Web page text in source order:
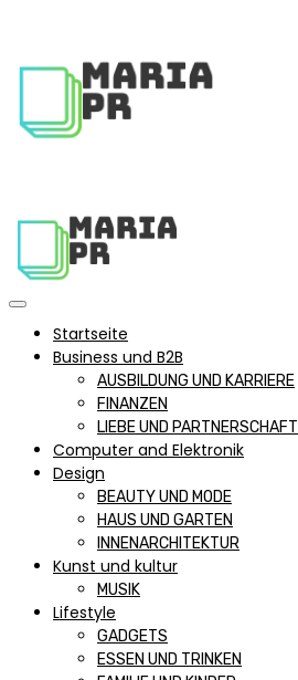
Startseite
Business und B2B
AUSBILDUNG UND KARRIERE
FINANZEN
LIEBE UND PARTNERSCHAFT
Computer and Elektronik
Design
BEAUTY UND MODE
HAUS UND GARTEN
INNENARCHITEKTUR
Kunst und kultur
MUSIK
Lifestyle
GADGETS
ESSEN UND TRINKEN